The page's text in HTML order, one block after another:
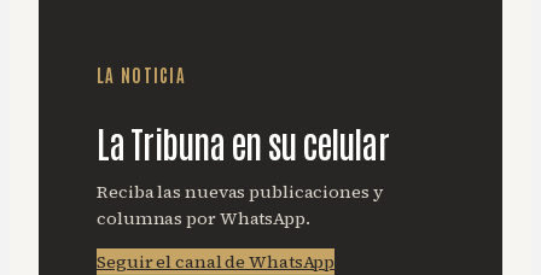
LA NOTICIA
La Tribuna en su celular
Reciba las nuevas publicaciones y
columnas por WhatsApp.
Seguir el canal de WhatsApp